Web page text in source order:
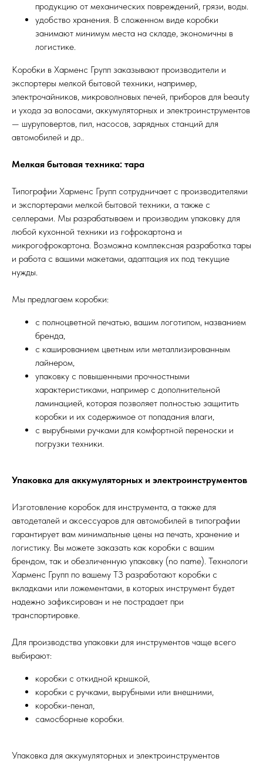
продукцию от механических повреждений, грязи, воды.
удобство хранения. В сложенном виде коробки
занимают минимум места на складе, экономичны в
логистике.
Коробки в Харменс Групп заказывают производители и
экспортеры мелкой бытовой техники, например,
электрочайников, микроволновых печей, приборов для beauty
и ухода за волосами, аккумуляторных и электроинструментов
— шуруповертов, пил, насосов, зарядных станций для
автомобилей и др..
Мелкая бытовая техника: тара
Типографии Харменс Групп сотрудничает с производителями
и экспортерами мелкой бытовой техники, а также с
селлерами. Мы разрабатываем и производим упаковку для
любой кухонной техники из гофрокартона и
микрогофрокартона. Возможна комплексная разработка тары
и работа с вашими макетами, адаптация их под текущие
нужды.
Мы предлагаем коробки:
с полноцветной печатью, вашим логотипом, названием
бренда,
с кашированием цветным или металлизированным
лайнером,
упаковку с повышенными прочностными
характеристиками, например с дополнительной
ламинацией, которая позволяет полностью защитить
коробки и их содержимое от попадания влаги,
с вырубными ручками для комфортной переноски и
погрузки техники.
Упаковка для аккумуляторных и электроинструментов
Изготовление коробок для инструмента, а также для
автодеталей и аксессуаров для автомобилей в типографии
гарантирует вам минимальные цены на печать, хранение и
логистику. Вы можете заказать как коробки с вашим
брендом, так и обезличенную упаковку (no name). Технологи
Харменс Групп по вашему ТЗ разработают коробки с
вкладками или ложементами, в которых инструмент будет
надежно зафиксирован и не пострадает при
транспортировке.
Для производства упаковки для инструментов чаще всего
выбирают:
коробки с откидной крышкой,
коробки с ручками, вырубными или внешними,
коробки-пенал,
самосборные коробки.
Упаковка для аккумуляторных и электроинструментов